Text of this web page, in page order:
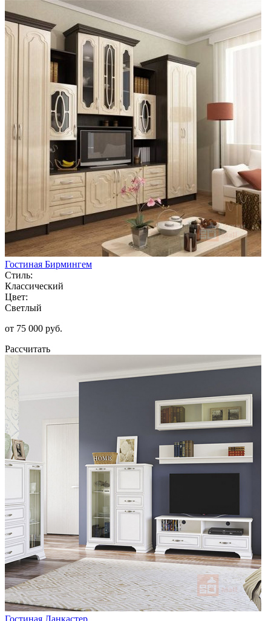
Гостиная Бирмингем
Стиль:
Классический
Цвет:
Светлый
от 75 000 руб.
Рассчитать
Гостиная Ланкастер